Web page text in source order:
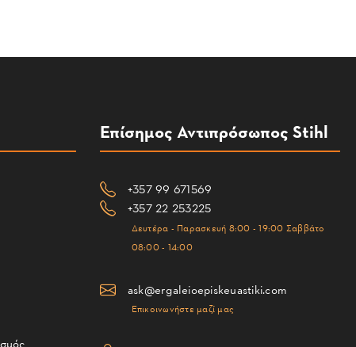
Επίσημος Αντιπρόσωπος Stihl
+357 99 671569
+357 22 253225
Δευτέρα - Παρασκευή 8:00 - 19:00 Σαββάτο
08:00 - 14:00
ask@ergaleioepiskeuastiki.com
Επικοινωνήστε μαζί μας